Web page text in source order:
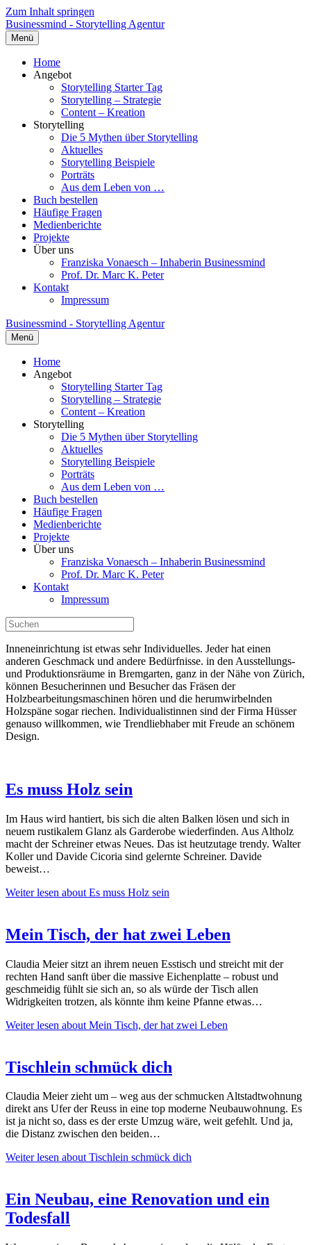
Zum Inhalt springen
Businessmind - Storytelling Agentur
Menü
Home
Angebot
Storytelling Starter Tag
Storytelling – Strategie
Content – Kreation
Storytelling
Die 5 Mythen über Storytelling
Aktuelles
Storytelling Beispiele
Porträts
Aus dem Leben von …
Buch bestellen
Häufige Fragen
Medienberichte
Projekte
Über uns
Franziska Vonaesch – Inhaberin Businessmind
Prof. Dr. Marc K. Peter
Kontakt
Impressum
Businessmind - Storytelling Agentur
Menü
Home
Angebot
Storytelling Starter Tag
Storytelling – Strategie
Content – Kreation
Storytelling
Die 5 Mythen über Storytelling
Aktuelles
Storytelling Beispiele
Porträts
Aus dem Leben von …
Buch bestellen
Häufige Fragen
Medienberichte
Projekte
Über uns
Franziska Vonaesch – Inhaberin Businessmind
Prof. Dr. Marc K. Peter
Kontakt
Impressum
Inneneinrichtung ist etwas sehr Individuelles. Jeder hat einen
anderen Geschmack und andere Bedürfnisse. in den Ausstellungs-
und Produktionsräume in Bremgarten, ganz in der Nähe von Zürich,
können Besucherinnen und Besucher das Fräsen der
Holzbearbeitungsmaschinen hören und die herumwirbelnden
Holzspäne sogar riechen. Individualistinnen sind der Firma Hüsser
genauso willkommen, wie Trendliebhaber mit Freude an schönem
Design.
Es muss Holz sein
Im Haus wird hantiert, bis sich die alten Balken lösen und sich in
neuem rustikalem Glanz als Garderobe wiederfinden. Aus Altholz
macht der Schreiner etwas Neues. Das ist heutzutage trendy. Walter
Koller und Davide Cicoria sind gelernte Schreiner. Davide
beweist…
Weiter lesen about Es muss Holz sein
Mein Tisch, der hat zwei Leben
Claudia Meier sitzt an ihrem neuen Esstisch und streicht mit der
rechten Hand sanft über die massive Eichenplatte – robust und
geschmeidig fühlt sie sich an, so als würde der Tisch allen
Widrigkeiten trotzen, als könnte ihm keine Pfanne etwas…
Weiter lesen about Mein Tisch, der hat zwei Leben
Tischlein schmück dich
Claudia Meier zieht um – weg aus der schmucken Altstadtwohnung
direkt ans Ufer der Reuss in eine top moderne Neubauwohnung. Es
ist ja nicht so, dass es der erste Umzug wäre, weit gefehlt. Und ja,
die Distanz zwischen den beiden…
Weiter lesen about Tischlein schmück dich
Ein Neubau, eine Renovation und ein
Todesfall